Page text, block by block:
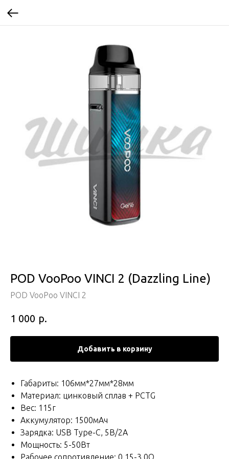
POD VooPoo VINCI 2 (Dazzling Line)
POD VooPoo VINCI 2
1 000 р.
Добавить в корзину
Габариты: 106мм*27мм*28мм
Материал: цинковый сплав + PCTG
Вес: 115г
Аккумулятор: 1500мАч
Зарядка: USB Type-C, 5В/2А
Мощность: 5-50Вт
Рабочее сопротивление: 0.15-3.0Ω